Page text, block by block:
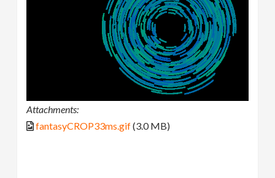
Attachments:
fantasyCROP33ms.gif(3.0 MB)